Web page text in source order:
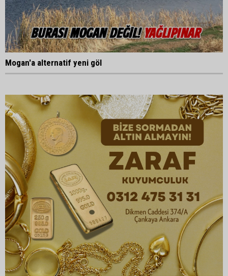
Mogan'a alternatif yeni göl